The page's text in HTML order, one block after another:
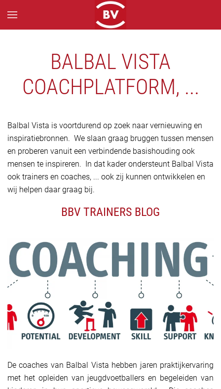
BALBAL VISTA
COACHPLATFORM, ...
Balbal Vista is voortdurend op zoek naar vernieuwing en
inspiratiebronnen. We slaan graag bruggen tussen mensen
en proberen vanuit een verbindende basishouding ook
mensen te inspireren. In dat kader ondersteunt Balbal Vista
ook trainers en coaches, ... ook zij kunnen ontwikkelen en
wij helpen daar graag bij.
BBV TRAINERS BLOG
De coaches van Balbal Vista hebben jaren praktijkervaring
met het opleiden van jeugdvoetballers en begeleiden van